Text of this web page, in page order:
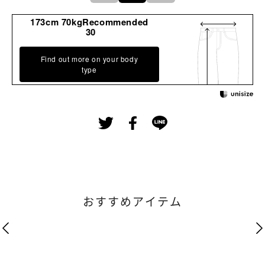
173cm 70kgRecommended
30
Find out more on your body
type
おすすめアイテム